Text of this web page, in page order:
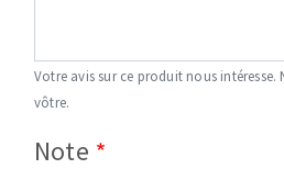
Votre avis sur ce produit nous intéresse.
vôtre.
Note